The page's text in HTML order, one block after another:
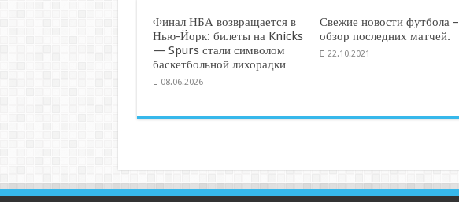
Финал НБА возвращается в
Нью-Йорк: билеты на Knicks
— Spurs стали символом
баскетбольной лихорадки
08.06.2026
Свежие новости футбола –
обзор последних матчей.
22.10.2021